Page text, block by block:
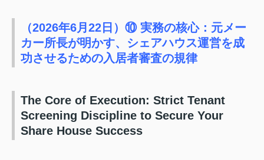
（2026年6月22日）⑩ 実務の核心：元メー
カー所長が明かす、シェアハウス運営を成
功させるための入居者審査の規律
The Core of Execution: Strict Tenant
Screening Discipline to Secure Your
Share House Success